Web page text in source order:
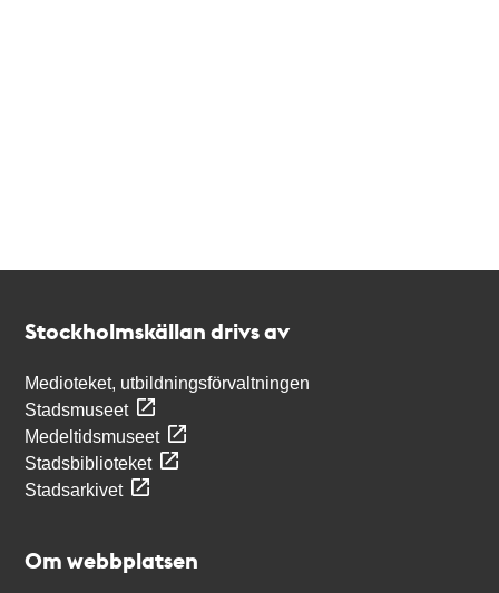
Stockholmskällan drivs av
Medioteket, utbildningsförvaltningen
Stadsmuseet
Medeltidsmuseet
Stadsbiblioteket
Stadsarkivet
Om webbplatsen